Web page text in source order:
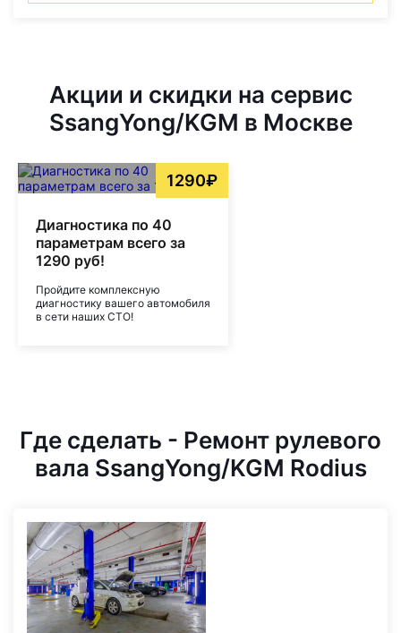
Акции и скидки на сервис
SsangYong/KGM в Москве
1290₽
Диагностика по 40
параметрам всего за
1290 руб!
Пройдите комплексную
диагностику вашего автомобиля
в сети наших СТО!
Где сделать - Ремонт рулевого
вала SsangYong/KGM Rodius